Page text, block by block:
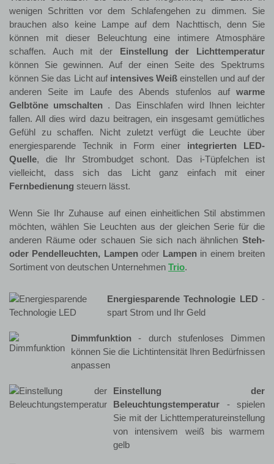
wenigen Schritten vor dem Schlafengehen zu dimmen. Sie
brauchen also keine Lampe auf dem Nachttisch, denn Sie
können mit dieser Beleuchtung eine intimere Atmosphäre
schaffen. Auch mit der Einstellung der Lichttemperatur
können Sie gewinnen. Auf der einen Seite des Spektrums
können Sie das Licht auf intensives Weiß einstellen und auf der
anderen Seite im Laufe des Abends stufenlos auf warme
Gelbtöne umschalten . Das Einschlafen wird Ihnen leichter
fallen. All dies wird dazu beitragen, ein insgesamt gemütliches
Gefühl zu schaffen. Nicht zuletzt verfügt die Leuchte über
energiesparende Technik in Form einer integrierten LED-
Quelle, die Ihr Strombudget schont. Das i-Tüpfelchen ist
vielleicht, dass sich das Licht ganz einfach mit einer
Fernbedienung steuern lässt.
Wenn Sie Ihr Zuhause auf einen einheitlichen Stil abstimmen
möchten, wählen Sie Leuchten aus der gleichen Serie für die
anderen Räume oder schauen Sie sich nach ähnlichen Steh-
oder Pendelleuchten, Lampen oder Lampenin einem breiten
Sortiment von deutschen Unternehmen Trio.
Energiesparende Technologie LED -
spart Strom und Ihr Geld
Dimmfunktion - durch stufenloses Dimmen
können Sie die Lichtintensität Ihren Bedürfnissen
anpassen
Einstellung der
Beleuchtungstemperatur - spielen
Sie mit der Lichttemperatureinstellung
von intensivem weiß bis warmem
gelb